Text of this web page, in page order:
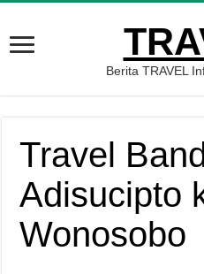
Berita TRAVEL
Travel
Adisucipto
Wonosobo